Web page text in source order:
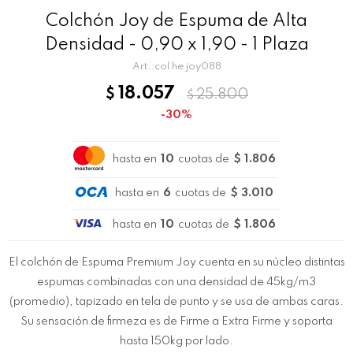
Colchón Joy de Espuma de Alta
Densidad - 0,90 x 1,90 - 1 Plaza
col he joy088
$ 18.057 $ 25.800
30
hasta en 10 cuotas de $ 1.806
hasta en 6 cuotas de $ 3.010
hasta en 10 cuotas de $ 1.806
El colchón de Espuma Premium Joy cuenta en su núcleo distintas
espumas combinadas con una densidad de 45kg/m3
(promedio), tapizado en tela de punto y se usa de ambas caras.
Su sensación de firmeza es de Firme a Extra Firme y soporta
hasta 150kg por lado.